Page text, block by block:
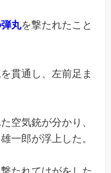
丸を撃たれたこと
貫通し、左前足ま
空気銃が分かり、
一郎が浮上した。